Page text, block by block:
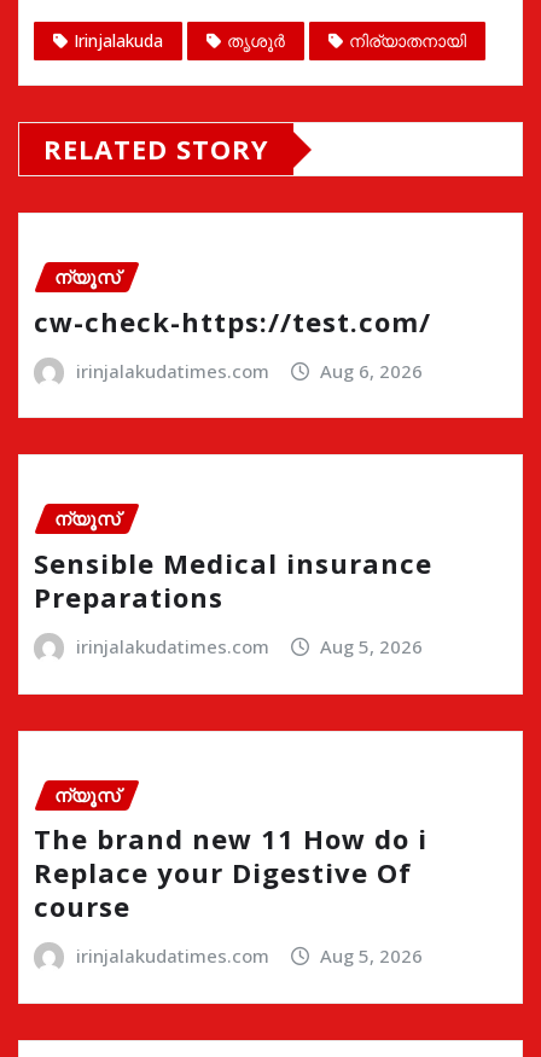
Irinjalakuda തൃശൂർ നിര്യാതനായി
RELATED STORY
ന്യൂസ്
cw-check-https://test.com/
irinjalakudatimes.com Aug 6, 2026
ന്യൂസ്
Sensible Medical insurance
Preparations
irinjalakudatimes.com Aug 5, 2026
ന്യൂസ്
The brand new 11 How do i
Replace your Digestive Of
course
irinjalakudatimes.com Aug 5, 2026